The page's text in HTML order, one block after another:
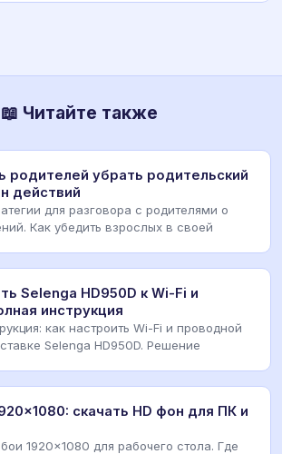
📖 Читайте также
родителей убрать родительский
действий
для разговора с родителями о
Как убедить взрослых в своей
Selenga HD950D к Wi-Fi и
инструкция
как настроить Wi-Fi и проводной
Selenga HD950D. Решение
скачать HD фон для ПК и
1920x1080 для рабочего стола. Где